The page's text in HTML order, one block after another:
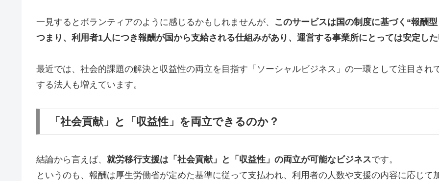
一見するとボランティアのように感じるかもしれませんが、 このサービスは国の制度に基づく“報酬
つまり、利用者1人につき報酬が国から支給される仕組みがあり、運営する事業所にとっては安定し
最近では、社会的課題の解決と収益性の両立を目指す「ソーシャルビジネス」の一環として注目さ
する法人も増えています。
「社会貢献」と「収益性」を両立できるのか？
結論から言えば、 就労移行支援は「社会貢献」と「収益性」の両立が可能なビジネスです。
というのも、報酬は厚生労働省が定めた基準に従って支払われ、利用者の人数や支援の内容に応じて